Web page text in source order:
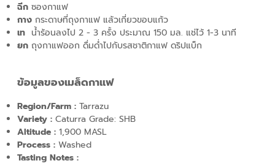
ฉีก ซองกาแฟ
กาง กระดาษที่ถุงกาแฟ แล้วเกี่ยวขอบแก้ว
เท น้ำร้อนลงไป 2 - 3 ครั้ง ประมาณ 150 มล. แช่ไว้ 1-3 นาที
ยก ถุงกาแฟออก ดื่มด่ำไปกับรสชาติกาแฟ ดริปแบ็ก
ข้อมูลของเมล็ดกาแฟ
Region/Farm : Tarrazu
Variety : Caturra Grade: SHB
Altitude : 1,900 MASL
Process : Washed
Tasting Notes :